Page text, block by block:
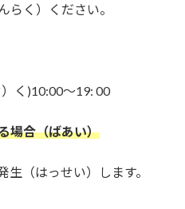
らく）ください。
く)10:00〜19: 00
場合（ばあい）
（はっせい）します。